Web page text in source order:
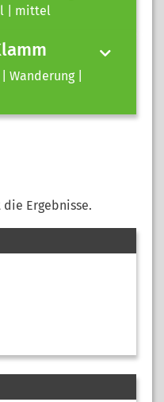
| mittel
Wanderung |
Ergebnisse.